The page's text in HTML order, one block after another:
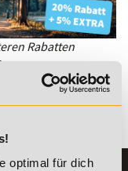
optimal für dich
Rabatten